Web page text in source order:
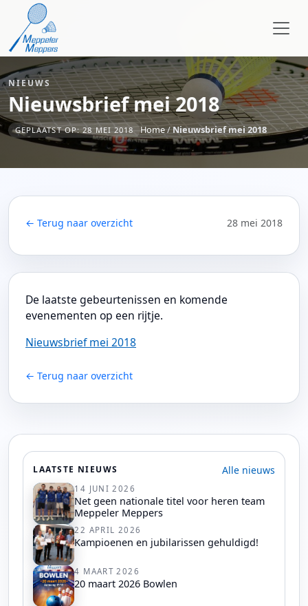
NIEUWS
Nieuwsbrief mei 2018
GEPLAATST OP: 28 MEI 2018 Home/ Nieuwsbrief mei 2018
← Terug naar overzicht 28 mei 2018
De laatste gebeurtenissen en komende
evenementen op een rijtje.
Nieuwsbrief mei 2018
← Terug naar overzicht
LAATSTE NIEUWS Alle nieuws
14 JUNI 2026
Net geen nationale titel voor heren team
Meppeler Meppers
22 APRIL 2026
Kampioenen en jubilarissen gehuldigd!
4 MAART 2026
20 maart 2026 Bowlen